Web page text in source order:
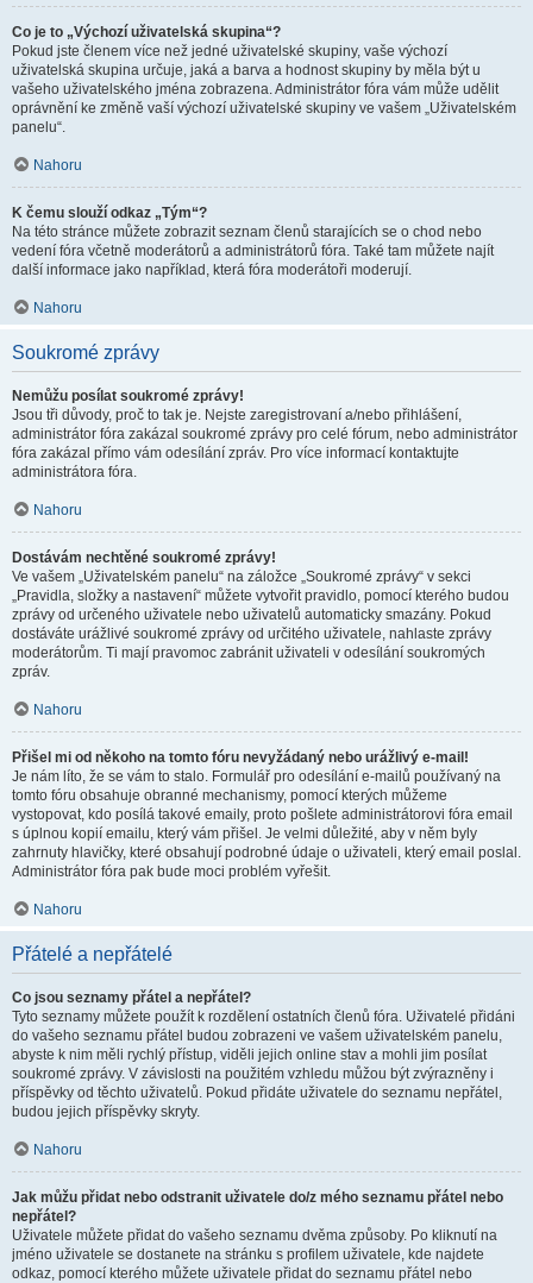
Co je to „Výchozí uživatelská skupina“?
Pokud jste členem více než jedné uživatelské skupiny, vaše výchozí
uživatelská skupina určuje, jaká a barva a hodnost skupiny by měla být u
vašeho uživatelského jména zobrazena. Administrátor fóra vám může udělit
oprávnění ke změně vaší výchozí uživatelské skupiny ve vašem „Uživatelském
panelu“.
Nahoru
K čemu slouží odkaz „Tým“?
Na této stránce můžete zobrazit seznam členů starajících se o chod nebo
vedení fóra včetně moderátorů a administrátorů fóra. Také tam můžete najít
další informace jako například, která fóra moderátoři moderují.
Nahoru
Soukromé zprávy
Nemůžu posílat soukromé zprávy!
Jsou tři důvody, proč to tak je. Nejste zaregistrovaní a/nebo přihlášení,
administrátor fóra zakázal soukromé zprávy pro celé fórum, nebo administrátor
fóra zakázal přímo vám odesílání zpráv. Pro více informací kontaktujte
administrátora fóra.
Nahoru
Dostávám nechtěné soukromé zprávy!
Ve vašem „Uživatelském panelu“ na záložce „Soukromé zprávy“ v sekci
„Pravidla, složky a nastavení“ můžete vytvořit pravidlo, pomocí kterého budou
zprávy od určeného uživatele nebo uživatelů automaticky smazány. Pokud
dostáváte urážlivé soukromé zprávy od určitého uživatele, nahlaste zprávy
moderátorům. Ti mají pravomoc zabránit uživateli v odesílání soukromých
zpráv.
Nahoru
Přišel mi od někoho na tomto fóru nevyžádaný nebo urážlivý e-mail!
Je nám líto, že se vám to stalo. Formulář pro odesílání e-mailů používaný na
tomto fóru obsahuje obranné mechanismy, pomocí kterých můžeme
vystopovat, kdo posílá takové emaily, proto pošlete administrátorovi fóra email
s úplnou kopií emailu, který vám přišel. Je velmi důležité, aby v něm byly
zahrnuty hlavičky, které obsahují podrobné údaje o uživateli, který email poslal.
Administrátor fóra pak bude moci problém vyřešit.
Nahoru
Přátelé a nepřátelé
Co jsou seznamy přátel a nepřátel?
Tyto seznamy můžete použít k rozdělení ostatních členů fóra. Uživatelé přidáni
do vašeho seznamu přátel budou zobrazeni ve vašem uživatelském panelu,
abyste k nim měli rychlý přístup, viděli jejich online stav a mohli jim posílat
soukromé zprávy. V závislosti na použitém vzhledu můžou být zvýrazněny i
příspěvky od těchto uživatelů. Pokud přidáte uživatele do seznamu nepřátel,
budou jejich příspěvky skryty.
Nahoru
Jak můžu přidat nebo odstranit uživatele do/z mého seznamu přátel nebo
nepřátel?
Uživatele můžete přidat do vašeho seznamu dvěma způsoby. Po kliknutí na
jméno uživatele se dostanete na stránku s profilem uživatele, kde najdete
odkaz, pomocí kterého můžete uživatele přidat do seznamu přátel nebo